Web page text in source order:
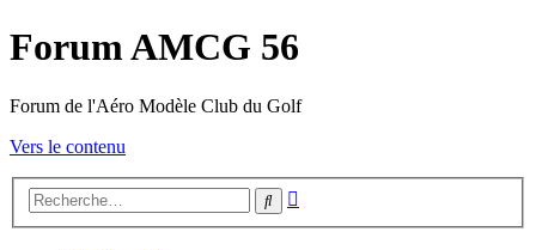
Forum AMCG 56
Forum de l'Aéro Modèle Club du Golf
Vers le contenu
Rechercher